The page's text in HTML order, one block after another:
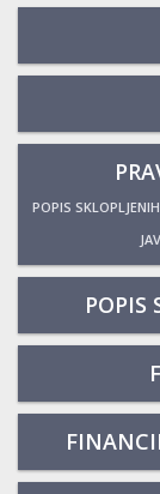
POPIS
POPIS